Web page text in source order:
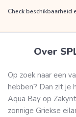
Check beschikbaarheid
Over
Op zoek naar een
hebben? Dan zit je
Aqua Bay op
zonnige Griekse